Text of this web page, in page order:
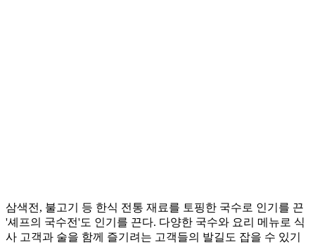
삼색전, 불고기 등 한식 전통 재료를 토핑한 국수로 인기를 끈
'셰프의 국수전'도 인기를 끈다. 다양한 국수와 요리 메뉴로 식
사 고객과 술을 함께 즐기려는 고객들의 발길도 잡을 수 있기